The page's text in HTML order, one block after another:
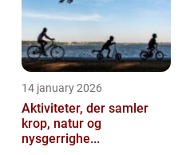
14 january 2026
Aktiviteter, der samler
krop, natur og
nysgerrighe...